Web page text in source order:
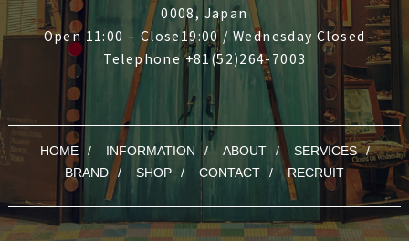
0008, Japan
Open 11:00 – Close19:00 / Wednesday Closed
Telephone +81(52)264-7003
HOME INFORMATION ABOUT
SERVICES
BRAND
SHOP CONTACT RECRUIT